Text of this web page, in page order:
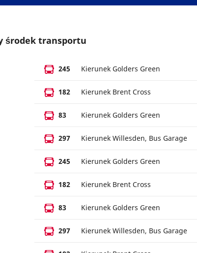
środek transportu
245 Kierunek Golders Green
182 Kierunek Brent Cross
83 Kierunek Golders Green
297 Kierunek Willesden, Bus Garage
245 Kierunek Golders Green
182 Kierunek Brent Cross
83 Kierunek Golders Green
297 Kierunek Willesden, Bus Garage